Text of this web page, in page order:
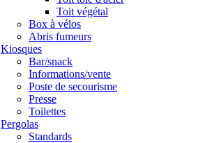
Toit végétal
Box à vélos
Abris fumeurs
Kiosques
Bar/snack
Informations/vente
Poste de secourisme
Presse
Toilettes
Pergolas
Standards